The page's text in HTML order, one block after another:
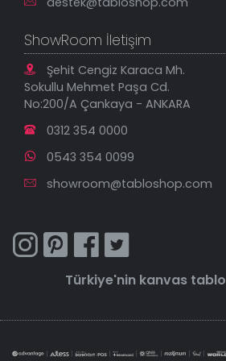
ShowRoom İletişim
Şehit Cengiz Karaca Mh.
Sokullu Mehmet Paşa Cd.
No:200/A Çankaya - ANKARA
0312 354 0000
0543 354 0099
showroom@tabloshop.com
Türkiye'nin kanvas tablo